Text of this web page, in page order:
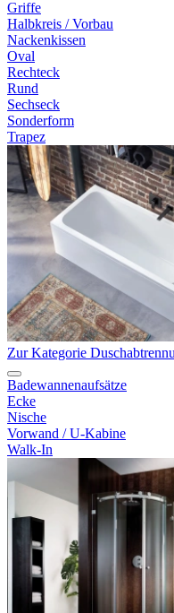
Griffe
Halbkreis / Vorbau
Nackenkissen
Oval
Rechteck
Rund
Sechseck
Sonderform
Trapez
Zur Kategorie
Badewannenaufsätze
Ecke
Nische
Vorwand / U-Kabine
Walk-In